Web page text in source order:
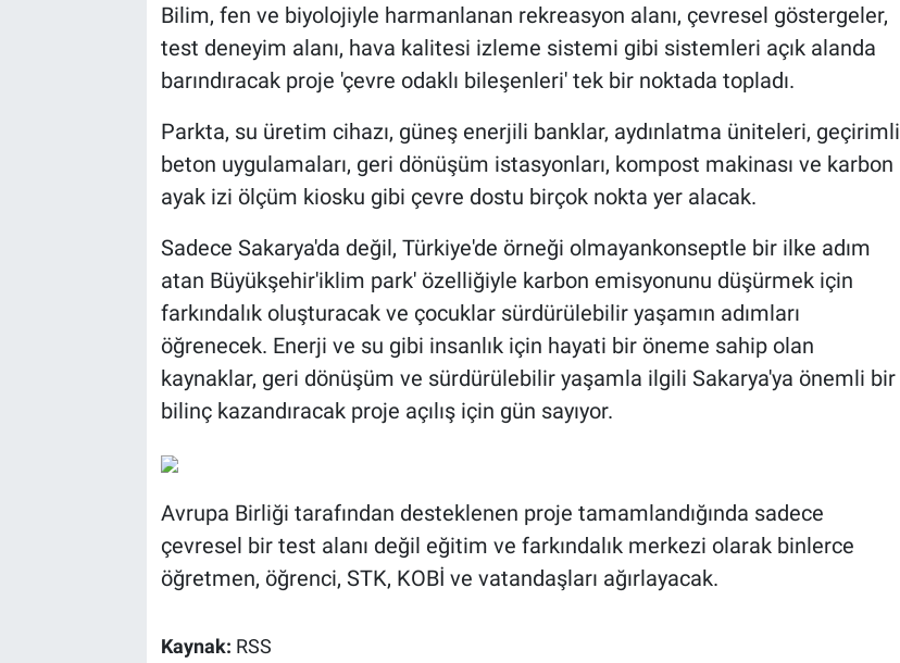
Bilim, fen ve biyolojiyle harmanlanan rekreasyon alanı, çevresel göstergeler,
test deneyim alanı, hava kalitesi izleme sistemi gibi sistemleri açık alanda
barındıracak proje 'çevre odaklı bileşenleri' tek bir noktada topladı.
Parkta, su üretim cihazı, güneş enerjili banklar, aydınlatma üniteleri, geçirimli
beton uygulamaları, geri dönüşüm istasyonları, kompost makinası ve karbon
ayak izi ölçüm kiosku gibi çevre dostu birçok nokta yer alacak.
Sadece Sakarya'da değil, Türkiye'de örneği olmayankonseptle bir ilke adım
atan Büyükşehir'iklim park' özelliğiyle karbon emisyonunu düşürmek için
farkındalık oluşturacak ve çocuklar sürdürülebilir yaşamın adımları
öğrenecek. Enerji ve su gibi insanlık için hayati bir öneme sahip olan
kaynaklar, geri dönüşüm ve sürdürülebilir yaşamla ilgili Sakarya'ya önemli bir
bilinç kazandıracak proje açılış için gün sayıyor.
Avrupa Birliği tarafından desteklenen proje tamamlandığında sadece
çevresel bir test alanı değil eğitim ve farkındalık merkezi olarak binlerce
öğretmen, öğrenci, STK, KOBİ ve vatandaşları ağırlayacak.
Kaynak: RSS